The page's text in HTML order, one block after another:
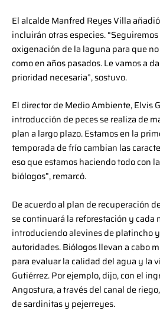
El alcalde Manfred Reyes Villa
incluirán otras especies.
oxigenación de la laguna para que
como en años pasados. Le vamos a
prioridad necesaria”, sostuvo.
El director de Medio Ambiente, Elvis
introducción de peces se realiza de
plan a largo plazo. Estamos en la
temporada de frío cambian las
eso que estamos haciendo todo con
biólogos”, remarcó.
De acuerdo al plan de recuperación
se continuará la reforestación y cada
introduciendo alevines de platincho
autoridades. Biólogos llevan a cabo
para evaluar la calidad del agua y la
Gutiérrez. Por ejemplo, dijo, con el
Angostura, a través del canal de
de sardinitas y pejerreyes.